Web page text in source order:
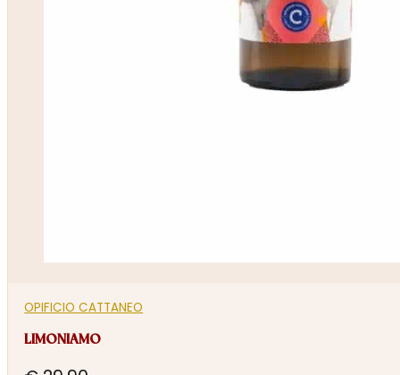
OPIFICIO CATTANEO
LIMONIAMO